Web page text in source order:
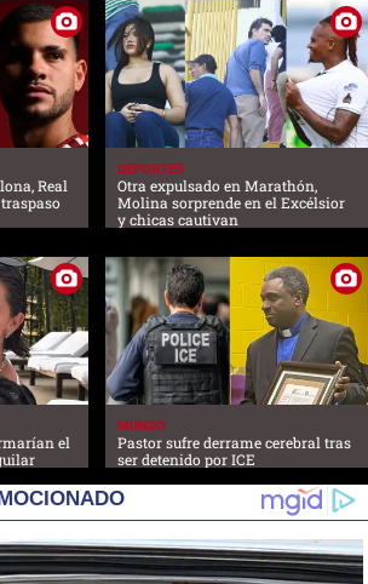
Real
DEPORTES
Otra expulsado en Marathón,
Molina sorprende en el Excélsior
y chicas cautivan
el
MUNDO
Pastor sufre derrame cerebral tras
ser detenido por ICE